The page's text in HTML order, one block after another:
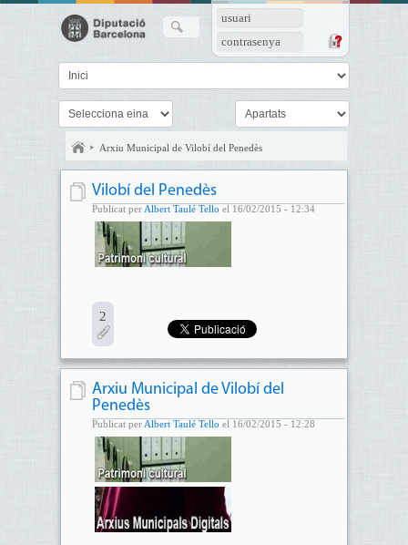
usuari
contrasenya
Arxiu Municipal de Vilobí del Penedès
Vilobí del Penedès
Publicat per Albert Taulé Tello el 16/02/2015 - 12:34
2
Arxiu Municipal de Vilobí del
Penedès
Publicat per Albert Taulé Tello el 16/02/2015 - 12:28